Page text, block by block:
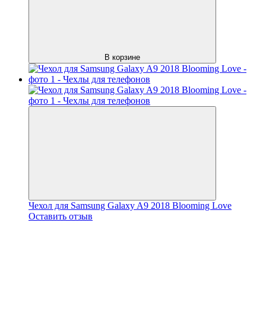
В корзине
Чехол для Samsung Galaxy A9 2018 Blooming Love
Оставить отзыв